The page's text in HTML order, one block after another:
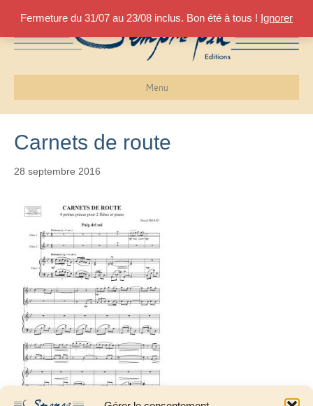
Fermeture du 31/07 au 23/08 inclus. Bon été à tous ! Ignorer
Menu
Carnets de route
28 septembre 2016